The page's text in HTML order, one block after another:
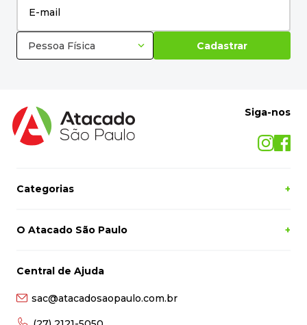
Pessoa Física Cadastrar
Siga-nos
Categorias +
O Atacado São Paulo +
Central de Ajuda
sac@atacadosaopaulo.com.br